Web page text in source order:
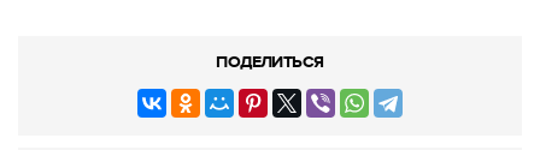
ПОДЕЛИТЬСЯ